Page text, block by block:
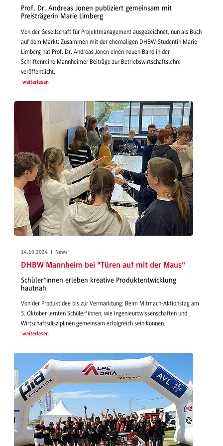
Prof. Dr. Andreas Jonen publiziert gemeinsam mit
Preisträgerin Marie Limberg
Von der Gesellschaft für Projektmanagement ausgezeichnet, nun als Buch
auf dem Markt: Zusammen mit der ehemaligen DHBW-Studentin Marie
Limberg hat Prof. Dr. Andreas Jonen einen neuen Band in der
Schriftenreihe Mannheimer Beiträge zur Betriebswirtschaftslehre
veröffentlicht.
weiterlesen
14.10.2024 | News
DHBW Mannheim bei "Türen auf mit der Maus"
Schüler*innen erleben kreative Produktentwicklung
hautnah
Von der Produktidee bis zur Vermarktung: Beim Mitmach-Aktionstag am
3. Oktober lernten Schüler*innen, wie Ingenieurswissenschaften und
Wirtschaftsdisziplinen gemeinsam erfolgreich sein können.
weiterlesen